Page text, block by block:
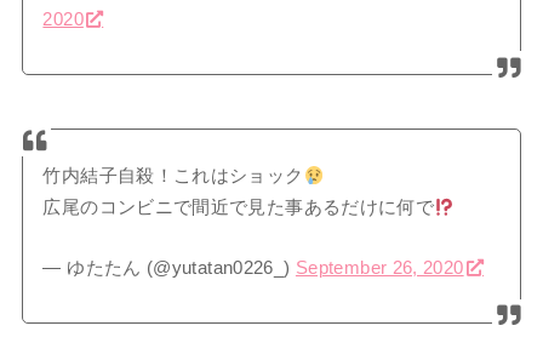
2020
竹内結子自殺！これはショック
広尾のコンビニで間近で見た事あるだけに何で
— ゆたたん (@yutatan0226_) September 26, 2020